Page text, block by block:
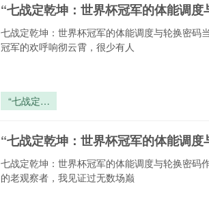
终极博弈逻
辑
“七战定乾坤：世界杯冠军的体能调度
七战定乾坤：世界杯冠军的体能调度与轮换密码
冠军的欢呼响彻云霄，很少有人
“七战定乾
调度与轮换
密码”
“七战定乾坤：世界杯冠军的体能调度
七战定乾坤：世界杯冠军的体能调度与轮换密码
的老观察者，我见证过无数场巅